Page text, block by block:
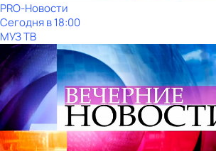
PRO-Новости
Сегодня в 18:00
МУЗ ТВ